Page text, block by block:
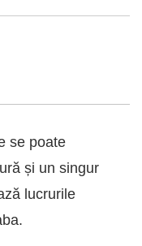
se poate
și un singur
lucrurile